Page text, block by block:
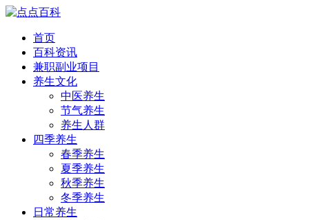
首页
百科资讯
兼职副业项目
养生文化
中医养生
节气养生
养生人群
四季养生
春季养生
夏季养生
秋季养生
冬季养生
日常养生